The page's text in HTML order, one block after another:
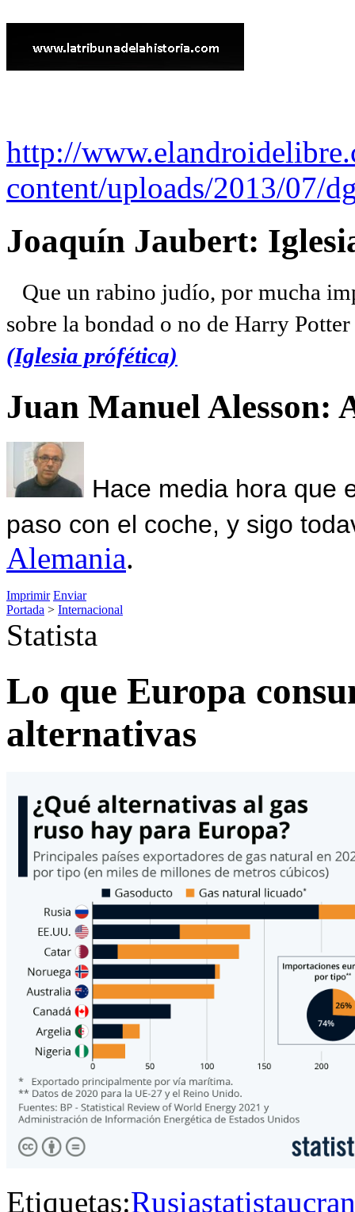
http://
content/uploads/2013/07/
Joaquín Jaubert:
Que un rabino judío, por mucha
sobre la bondad o no de Harry
(Iglesia prófética)
Juan Manuel Alesson:
Hace media hora que
paso con el coche, y sigo
Alemania.
Imprimir Enviar
Portada > Internacional
Statista
Lo que Europa
alternativas
Etiquetas:Rusiastatista